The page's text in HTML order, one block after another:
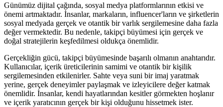
Günümüz dijital çağında, sosyal medya platformlarının etkisi ve
önemi artmaktadır. İnsanlar, markaların, influencer'ların ve şirketlerin
sosyal medyada gerçek ve otantik bir varlık sergilemesine daha fazla
değer vermektedir. Bu nedenle, takipçi büyümesi için gerçek ve
doğal stratejilerin keşfedilmesi oldukça önemlidir.
Gerçekliğin gücü, takipçi büyümesinde başarılı olmanın anahtarıdır.
Kullanıcılar, içerik üreticilerinin samimi ve otantik bir kişilik
sergilemesinden etkilenirler. Sahte veya suni bir imaj yaratmak
yerine, gerçek deneyimler paylaşmak ve izleyicilere değer katmak
önemlidir. İnsanlar, kendi hayatlarından kesitler görmekten hoşlanır
ve içerik yaratıcının gerçek bir kişi olduğunu hissetmek ister.